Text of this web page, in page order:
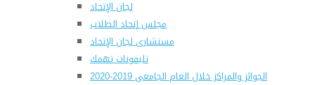
لجان الإتحاد
مجلس إتحاد الطلاب
مستشارى لجان الإتحاد
تليفونات تهمك
الجوائز والمراكز خلال العام الجامعى 2019-2020